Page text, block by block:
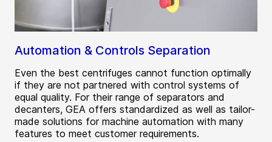
Automation & Controls Separation
Even the best centrifuges cannot function optimally
if they are not partnered with control systems of
equal quality. For their range of separators and
decanters, GEA offers standardized as well as tailor-
made solutions for machine automation with many
features to meet customer requirements.